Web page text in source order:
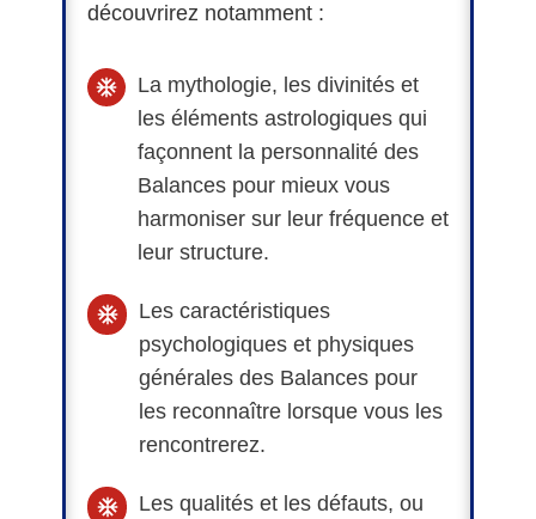
découvrirez notamment :
La mythologie, les divinités et
les éléments astrologiques qui
façonnent la personnalité des
Balances pour mieux vous
harmoniser sur leur fréquence et
leur structure.
Les caractéristiques
psychologiques et physiques
générales des Balances pour
les reconnaître lorsque vous les
rencontrerez.
Les qualités et les défauts, ou